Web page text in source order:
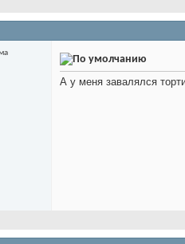
А у меня завалялся